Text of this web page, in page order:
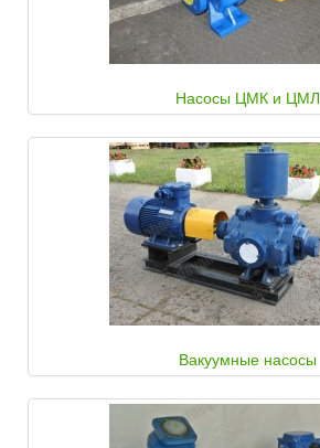
Насосы ЦМК и ЦМЛ
Вакуумные насосы